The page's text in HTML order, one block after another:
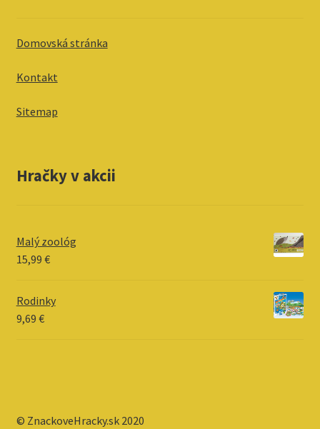
Domovská stránka
Kontakt
Sitemap
Hračky v akcii
Malý zoológ
15,99 €
Rodinky
9,69 €
© ZnackoveHracky.sk 2020